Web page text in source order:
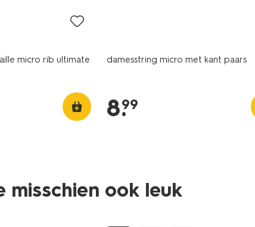
micro rib ultimate
damesstring micro met kant paars
8.
99
misschien ook leuk